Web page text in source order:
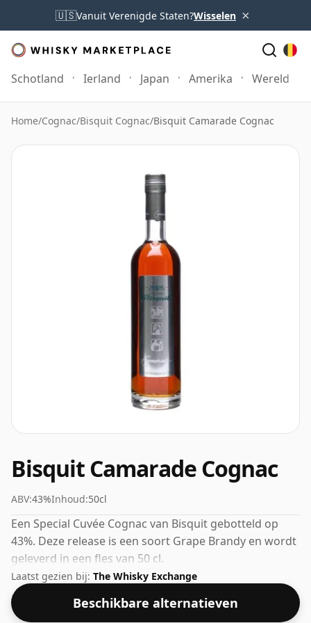
🇺🇸Vanuit Verenigde Staten?Wisselen ×
Schotland Ierland Japan Amerika Wereld
Home/Cognac/Bisquit Cognac/Bisquit Camarade Cognac
Bisquit Camarade Cognac
ABV:43%Inhoud:50cl
Een Special Cuvée Cognac van Bisquit gebotteld op
43%. Deze release is een soort Grape Brandy en wordt
geleverd in een fles van 50 cl.
Laatst gezien bij: The Whisky Exchange
Beschikbare alternatieven